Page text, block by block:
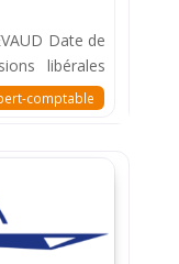
comptable
Date de
libérales